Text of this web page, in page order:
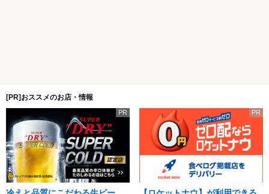
[PR]おススメのお店・情報
PR PR